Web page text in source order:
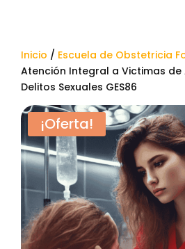
Inicio / Escuela de Obstetricia
Atención Integral a Victimas de
Delitos Sexuales GES86
¡Oferta!